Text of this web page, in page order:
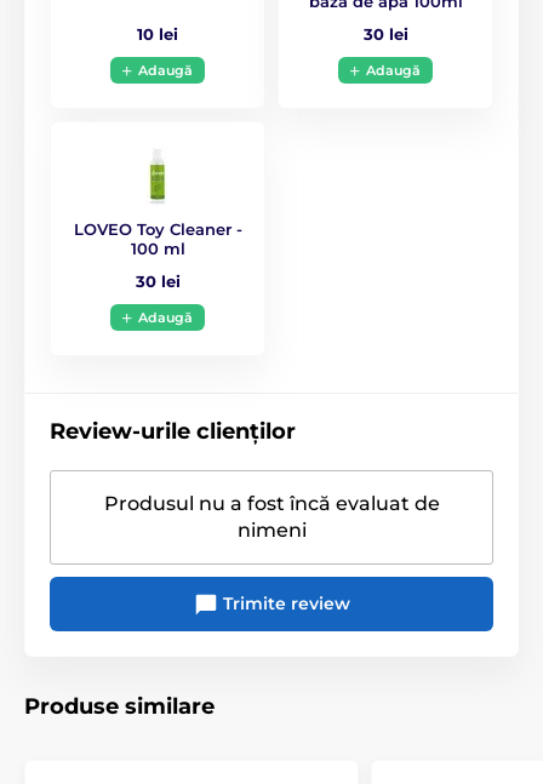
Material Piele naturală
10 lei
Adaugă
30 lei
Adaugă
LOVEO Toy Cleaner -
100 ml
30 lei
Adaugă
Review-urile clienților
Produsul nu a fost încă evaluat de
nimeni
Trimite review
Produse similare